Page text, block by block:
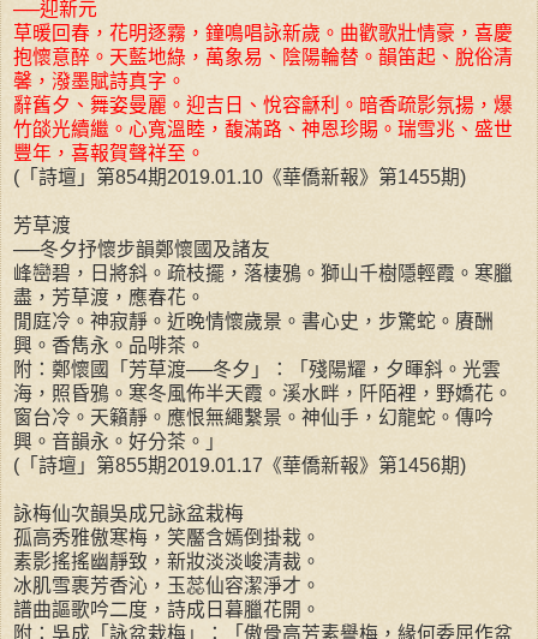
──迎新元
草暖回春，花明逐霧，鐘鳴唱詠新歲。曲歡歌壯情豪，喜慶
抱懷意醉。天藍地綠，萬象易、陰陽輪替。韻笛起、脫俗清
馨，潑墨賦詩真字。
辭舊夕、舞姿曼麗。迎吉日、悅容龢利。暗香疏影氛揚，爆
竹燄光續繼。心寬溫睦，馥滿路、神恩珍賜。瑞雪兆、盛世
豐年，喜報賀聲祥至。
(「詩壇」第854期2019.01.10《華僑新報》第1455期)
芳草渡
──冬夕抒懷步韻鄭懷國及諸友
峰巒碧，日將斜。疏枝擺，落棲鴉。獅山千樹隱輕霞。寒臘
盡，芳草渡，應春花。
閒庭冷。神寂靜。近晚情懷歲景。書心史，步驚蛇。賡酬
興。香雋永。品啡茶。
附：鄭懷國「芳草渡──冬夕」：「殘陽耀，夕暉斜。光雲
海，照昏鴉。寒冬風佈半天霞。溪水畔，阡陌裡，野嬌花。
窗台冷。天籟靜。應恨無繩繫景。神仙手，幻龍蛇。傳吟
興。音韻永。好分茶。」
(「詩壇」第855期2019.01.17《華僑新報》第1456期)
詠梅仙次韻吳成兄詠盆栽梅
孤高秀雅傲寒梅，笑靨含嫣倒掛栽。
素影搖搖幽靜致，新妝淡淡峻清裁。
冰肌雪裹芳香沁，玉蕊仙容潔淨才。
譜曲謳歌吟二度，詩成日暮臘花開。
附：吳成「詠盆栽梅」：「傲骨高芳素譽梅，緣何委屈作盆